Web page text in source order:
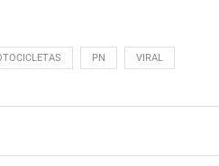
PN VIRAL